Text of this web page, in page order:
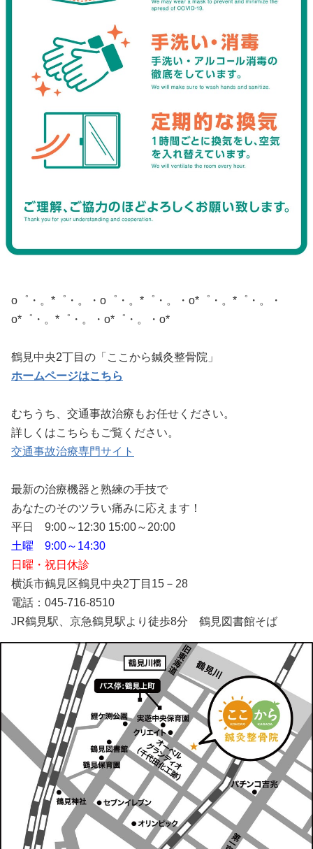
o゜・。*゜・。・o゜・。*゜・。・o*゜・。*゜・。・
o*゜・。*゜・。・o*゜・。・o*
鶴見中央2丁目の「ここから鍼灸整骨院」
ホームページはこちら
むちうち、交通事故治療もお任せください。
詳しくはこちらもご覧ください。
交通事故治療専門サイト
最新の治療機器と熟練の手技で
あなたのそのツラい痛みに応えます！
平日 9:00～12:30 15:00～20:00
土曜 9:00～14:30
日曜・祝日休診
横浜市鶴見区鶴見中央2丁目15－28
電話：045-716-8510
JR鶴見駅、京急鶴見駅より徒歩8分 鶴見図書館そば